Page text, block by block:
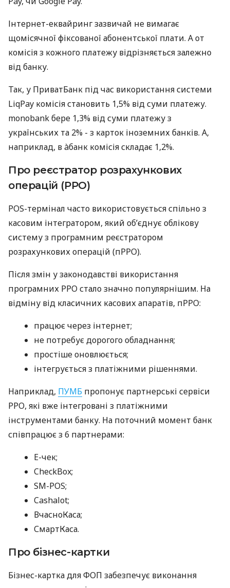
Інтернет-еквайринг зазвичай не вимагає
щомісячної фіксованої абонентської плати. А от
комісія з кожного платежу відрізняється залежно
від банку.
Так, у ПриватБанк під час використання системи
LiqPay комісія становить 1,5% від суми платежу.
monobank бере 1,3% від суми платежу з
українських та 2% - з карток іноземних банків. А,
наприклад, в àбанк комісія складає 1,2%.
Про реєстратор розрахункових
операцій (РРО)
POS-термінал часто використовується спільно з
касовим інтегратором, який об’єднує облікову
систему з програмним реєстратором
розрахункових операцій (пРРО).
Після змін у законодавстві використання
програмних РРО стало значно популярнішим. На
відміну від класичних касових апаратів, пРРО:
працює через інтернет;
не потребує дорогого обладнання;
простіше оновлюється;
інтегрується з платіжними рішеннями.
Наприклад, ПУМБ пропонує партнерські сервіси
РРО, які вже інтегровані з платіжними
інструментами банку. На поточний момент банк
співпрацює з 6 партнерами:
E-чек;
CheckBox;
SM-POS;
Cashalot;
ВчасноКаса;
СмартКаса.
Про бізнес-картки
Бізнес-картка для ФОП забезпечує виконання